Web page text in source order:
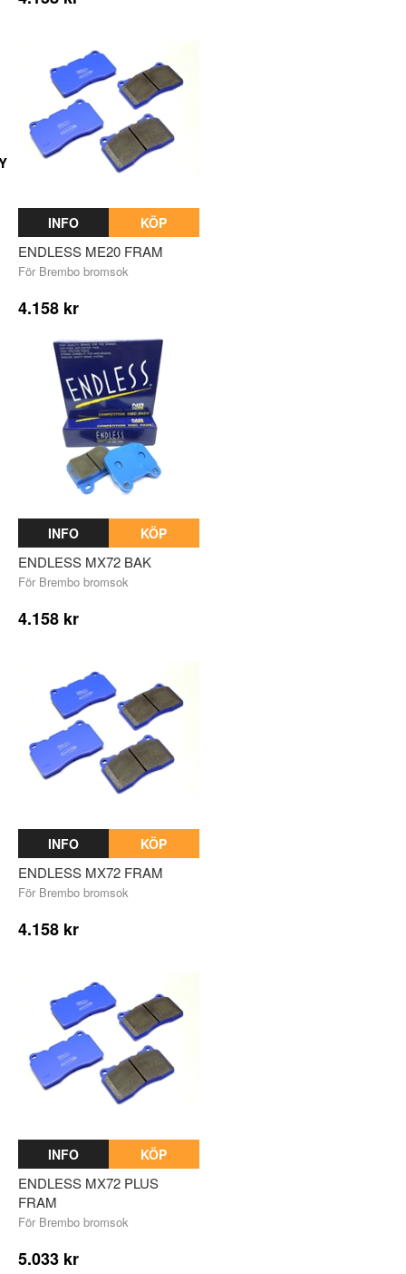
INFO KÖP
ENDLESS ME20 FRAM
För Brembo bromsok
4.158 kr
INFO KÖP
ENDLESS MX72 BAK
För Brembo bromsok
4.158 kr
INFO KÖP
ENDLESS MX72 FRAM
För Brembo bromsok
4.158 kr
INFO KÖP
ENDLESS MX72 PLUS
FRAM
För Brembo bromsok
5.033 kr